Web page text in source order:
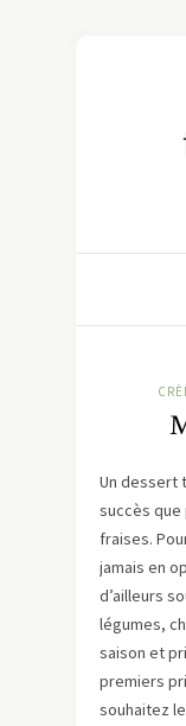
Un dessert
succès
fraises.
jamais en
d’ailleurs
légumes,
saison et
premiers
souhaitez